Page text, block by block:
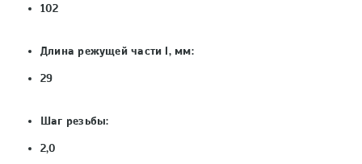
102
Длина режущей части l, мм:
29
Шаг резьбы:
2,0